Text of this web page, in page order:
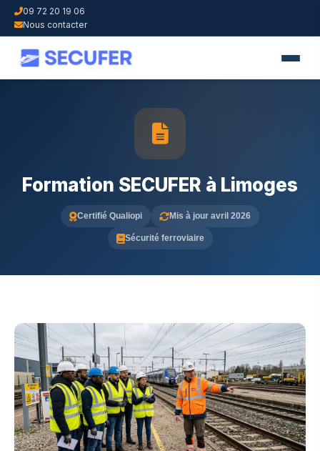
09 72 20 19 06
Nous contacter
Formation SECUFER à Limoges
Certifié Qualiopi Mis à jour avril 2026
Sécurité ferroviaire